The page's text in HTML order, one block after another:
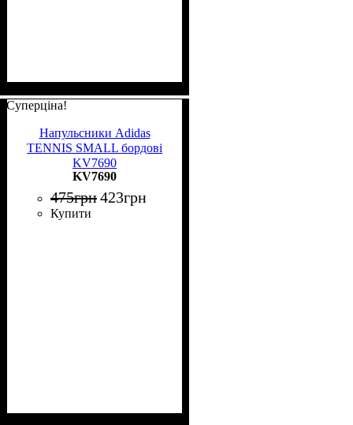
Суперціна!
Напульсники Adidas
TENNIS SMALL бордові
KV7690
KV7690
475грн423грн
Купити